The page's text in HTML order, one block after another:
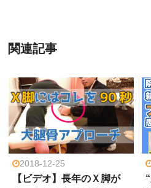
関連記事
2018-12-25
【ビデオ】長年のＸ脚が